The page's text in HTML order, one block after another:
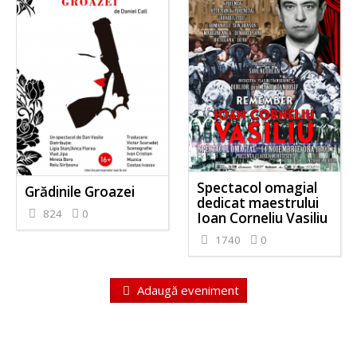
Spectacol omagial
dedicat maestrului
Ioan Corneliu Vasiliu
1740 0
Grădinile Groazei
824 0
Adaugă eveniment